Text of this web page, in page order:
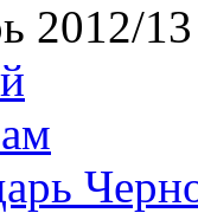
2012/13